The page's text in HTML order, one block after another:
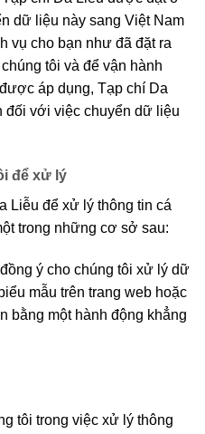
dữ liệu này sang Việt Nam
vụ cho bạn như đã đặt ra
tôi và để vận hành
áp dụng, Tạp chí Da
đối với việc chuyển dữ liệu
để xử lý
Liễu để xử lý thông tin cá
trong những cơ sở sau:
ý cho chúng tôi xử lý dữ
mẫu trên trang web hoặc
bằng một hành động khẳng
tôi trong việc xử lý thông